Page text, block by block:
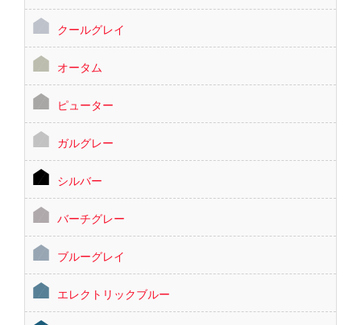
クールグレイ
オータム
ピューター
ガルグレー
シルバー
バーチグレー
ブルーグレイ
エレクトリックブルー